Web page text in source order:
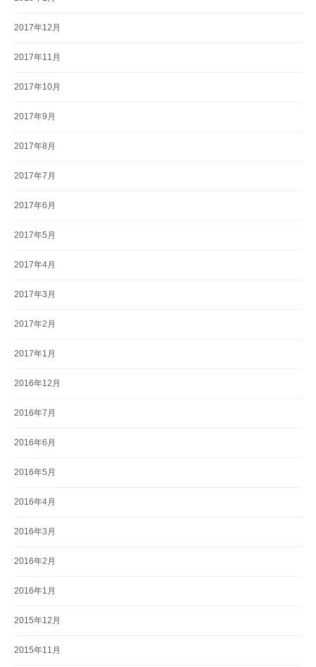
2017年12月
2017年11月
2017年10月
2017年9月
2017年8月
2017年7月
2017年6月
2017年5月
2017年4月
2017年3月
2017年2月
2017年1月
2016年12月
2016年7月
2016年6月
2016年5月
2016年4月
2016年3月
2016年2月
2016年1月
2015年12月
2015年11月